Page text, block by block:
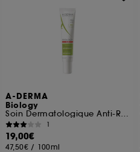
A-DERMA
Biology
Soin Dermatologique Anti-Rougeurs
1
19,00€
47,50€ / 100ml